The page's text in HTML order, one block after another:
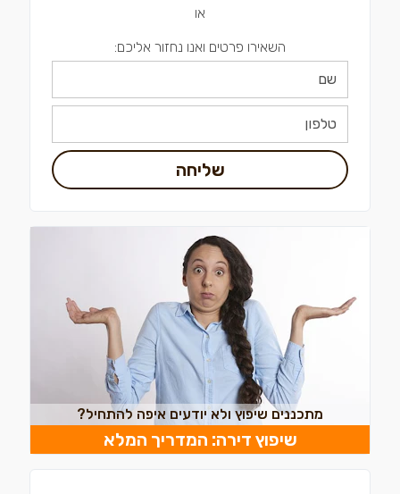
או
השאירו פרטים ואנו נחזור אליכם:
שליחה
מתכננים שיפוץ ולא יודעים איפה להתחיל?
שיפוץ דירה: המדריך המלא